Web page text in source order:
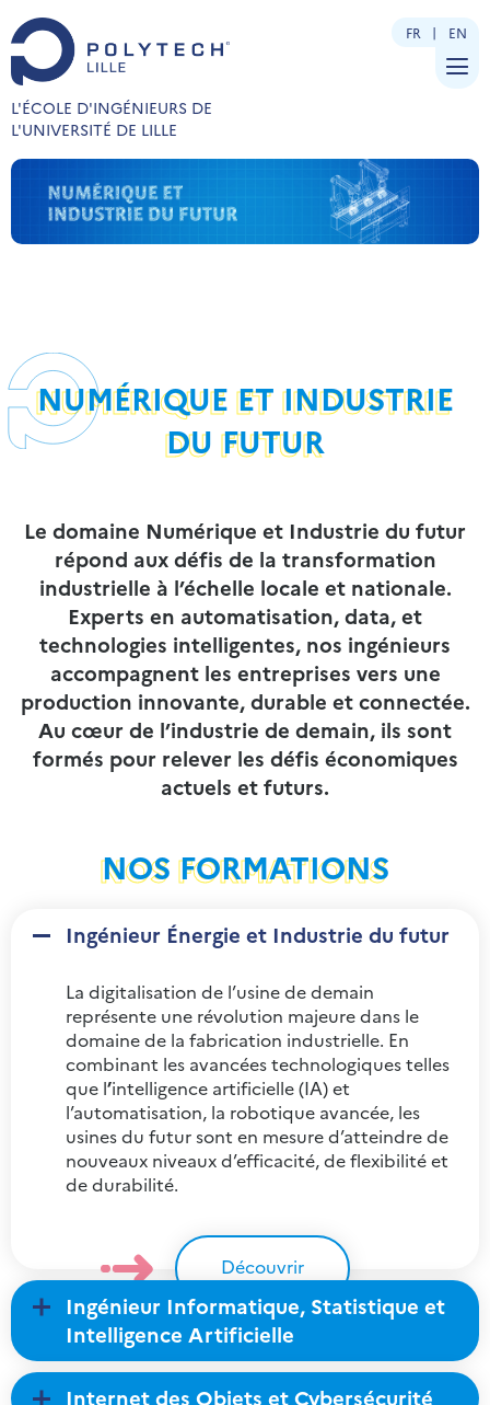
L'ÉCOLE D'INGÉNIEURS DE
L'UNIVERSITÉ DE LILLE
FR EN
NUMÉRIQUE ET INDUSTRIE
DU FUTUR
Le domaine Numérique et Industrie du futur
répond aux défis de la transformation
industrielle à l’échelle locale et nationale.
Experts en automatisation, data, et
technologies intelligentes, nos ingénieurs
accompagnent les entreprises vers une
production innovante, durable et connectée.
Au cœur de l’industrie de demain, ils sont
formés pour relever les défis économiques
actuels et futurs.
NOS FORMATIONS
Ingénieur Énergie et Industrie du futur
La digitalisation de l’usine de demain
représente une révolution majeure dans le
domaine de la fabrication industrielle. En
combinant les avancées technologiques telles
que l’intelligence artificielle (IA) et
l’automatisation, la robotique avancée, les
usines du futur sont en mesure d’atteindre de
nouveaux niveaux d’efficacité, de flexibilité et
de durabilité.
Découvrir
Ingénieur Informatique, Statistique et
Intelligence Artificielle
Internet des Objets et Cybersécurité